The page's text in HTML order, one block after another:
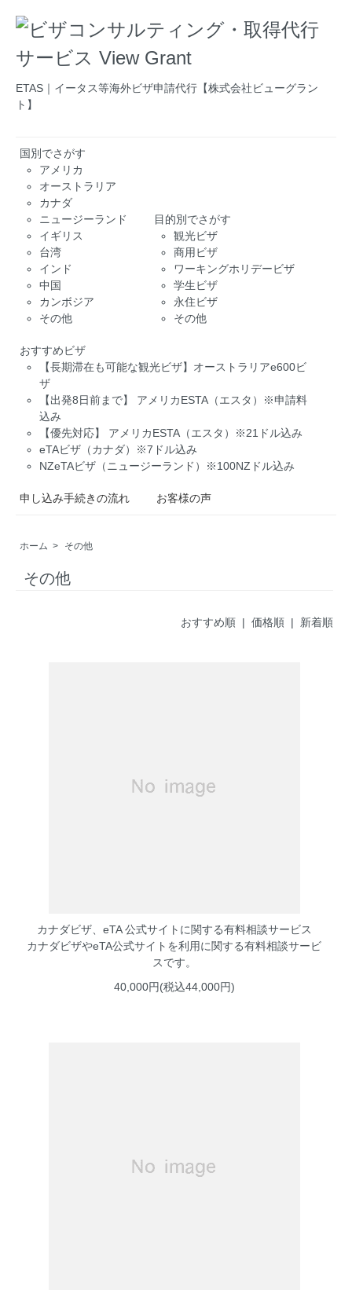
ETAS｜イータス等海外ビザ申請代行【株式会社ビューグラン
ト】
国別でさがす
アメリカ
オーストラリア
カナダ
ニュージーランド
イギリス
台湾
インド
中国
カンボジア
その他
目的別でさがす
観光ビザ
商用ビザ
ワーキングホリデービザ
学生ビザ
永住ビザ
その他
おすすめビザ
【長期滞在も可能な観光ビザ】オーストラリアe600ビ
ザ
【出発8日前まで】 アメリカESTA（エスタ）※申請料
込み
【優先対応】 アメリカESTA（エスタ）※21ドル込み
eTAビザ（カナダ）※7ドル込み
NZeTAビザ（ニュージーランド）※100NZドル込み
申し込み手続きの流れ お客様の声
ホーム > その他
その他
おすすめ順 | 価格順| 新着順
カナダビザ、eTA 公式サイトに関する有料相談サービス
カナダビザやeTA公式サイトを利用に関する有料相談サービ
スです。
40,000円(税込44,000円)